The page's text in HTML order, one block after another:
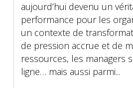
aujourd’hui devenu un
performance pour les
un contexte de
de pression accrue et de
ressources, les managers
ligne… mais aussi parmi...